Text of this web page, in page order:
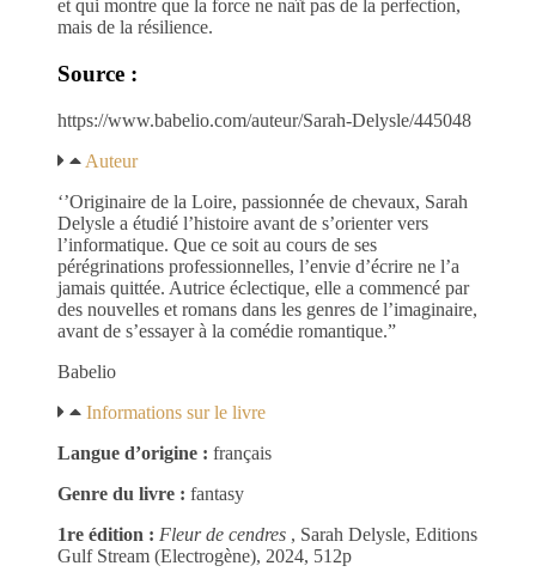
et qui montre que la force ne naît pas de la perfection,
mais de la résilience.
Source :
https://www.babelio.com/auteur/Sarah-Delysle/445048
Auteur
‘’Originaire de la Loire, passionnée de chevaux, Sarah
Delysle a étudié l’histoire avant de s’orienter vers
l’informatique. Que ce soit au cours de ses
pérégrinations professionnelles, l’envie d’écrire ne l’a
jamais quittée. Autrice éclectique, elle a commencé par
des nouvelles et romans dans les genres de l’imaginaire,
avant de s’essayer à la comédie romantique.”
Babelio
Informations sur le livre
Langue d’origine : français
Genre du livre : fantasy
1re édition : Fleur de cendres , Sarah Delysle, Editions
Gulf Stream (Electrogène), 2024, 512p